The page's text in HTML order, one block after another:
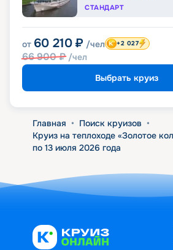
СТАНДАРТ
от 60 210 ₽ /чел
66 900₽ /чел
+2 027
Выбрать круиз
Главная • Поиск круизов •
Круиз на теплоходе «Золотое
по 13 июля 2026 года